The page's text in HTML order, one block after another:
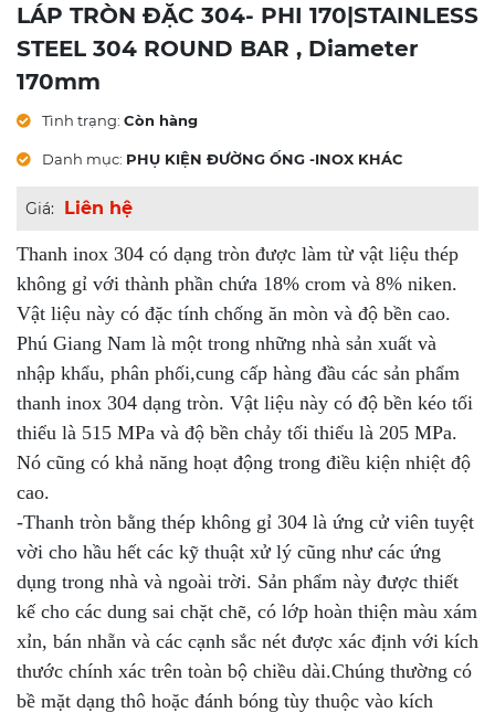
LÁP TRÒN ĐẶC 304- PHI 170|STAINLESS
STEEL 304 ROUND BAR , Diameter
170mm
Tình trạng: Còn hàng
Danh mục: PHỤ KIỆN ĐƯỜNG ỐNG -INOX KHÁC
Giá: Liên hệ
Thanh inox 304 có dạng tròn được làm từ vật liệu thép
không gỉ với thành phần chứa 18% crom và 8% niken.
Vật liệu này có đặc tính chống ăn mòn và độ bền cao.
Phú Giang Nam là một trong những nhà sản xuất và
nhập khẩu, phân phối,cung cấp hàng đầu các sản phẩm
thanh inox 304 dạng tròn. Vật liệu này có độ bền kéo tối
thiểu là 515 MPa và độ bền chảy tối thiểu là 205 MPa.
Nó cũng có khả năng hoạt động trong điều kiện nhiệt độ
cao.
-Thanh tròn bằng thép không gỉ 304 là ứng cử viên tuyệt
vời cho hầu hết các kỹ thuật xử lý cũng như các ứng
dụng trong nhà và ngoài trời. Sản phẩm này được thiết
kế cho các dung sai chặt chẽ, có lớp hoàn thiện màu xám
xỉn, bán nhẵn và các cạnh sắc nét được xác định với kích
thước chính xác trên toàn bộ chiều dài.Chúng thường có
bề mặt dạng thô hoặc đánh bóng tùy thuộc vào kích